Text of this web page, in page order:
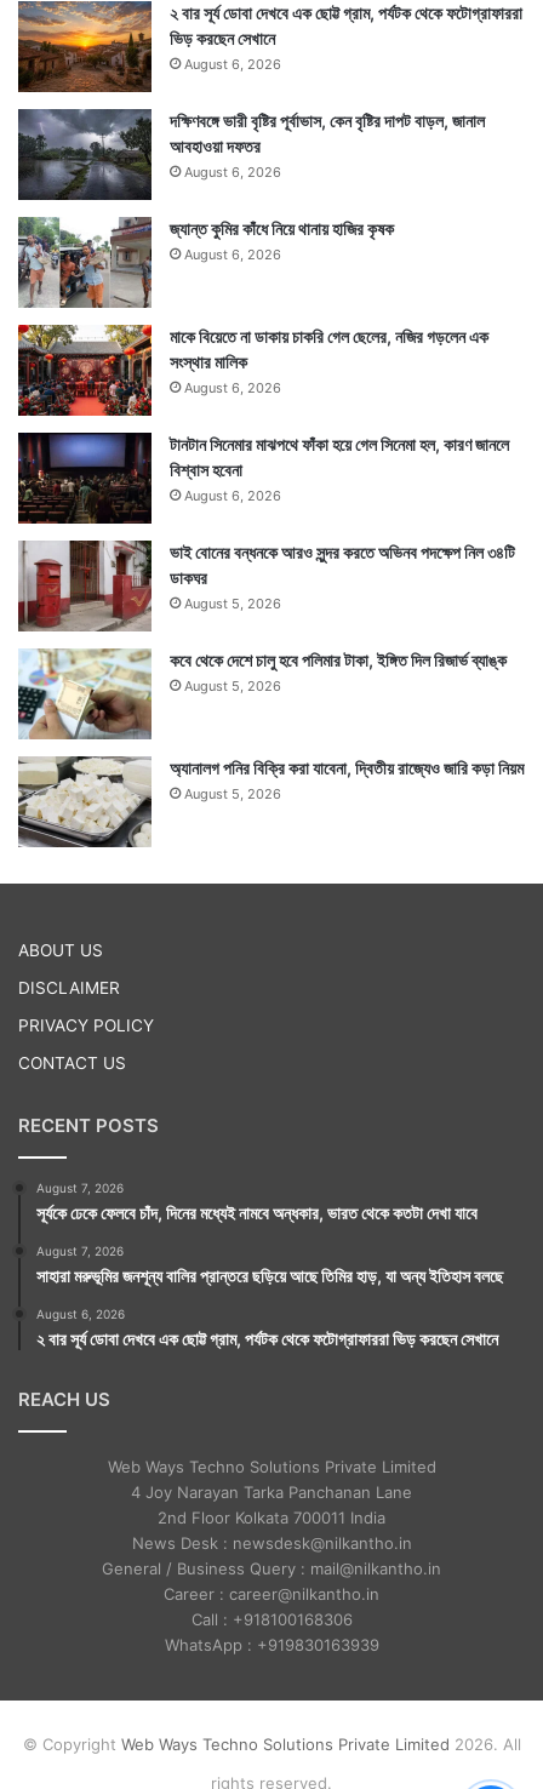
২ বার সূর্য ডোবা দেখবে এক ছোট্ট গ্রাম, পর্যটক থেকে ফটোগ্রাফাররা
ভিড় করছেন সেখানে
August 6, 2026
দক্ষিণবঙ্গে ভারী বৃষ্টির পূর্বাভাস, কেন বৃষ্টির দাপট বাড়ল, জানাল
আবহাওয়া দফতর
August 6, 2026
জ্যান্ত কুমির কাঁধে নিয়ে থানায় হাজির কৃষক
August 6, 2026
মাকে বিয়েতে না ডাকায় চাকরি গেল ছেলের, নজির গড়লেন এক
সংস্থার মালিক
August 6, 2026
টানটান সিনেমার মাঝপথে ফাঁকা হয়ে গেল সিনেমা হল, কারণ জানলে
বিশ্বাস হবেনা
August 6, 2026
ভাই বোনের বন্ধনকে আরও সুন্দর করতে অভিনব পদক্ষেপ নিল ৩৪টি
ডাকঘর
August 5, 2026
কবে থেকে দেশে চালু হবে পলিমার টাকা, ইঙ্গিত দিল রিজার্ভ ব্যাঙ্ক
August 5, 2026
অ্যানালগ পনির বিক্রি করা যাবেনা, দ্বিতীয় রাজ্যেও জারি কড়া নিয়ম
August 5, 2026
ABOUT US
DISCLAIMER
PRIVACY POLICY
CONTACT US
RECENT POSTS
August 7, 2026
সূর্যকে ঢেকে ফেলবে চাঁদ, দিনের মধ্যেই নামবে অন্ধকার, ভারত থেকে কতটা দেখা যাবে
August 7, 2026
সাহারা মরুভূমির জনশূন্য বালির প্রান্তরে ছড়িয়ে আছে তিমির হাড়, যা অন্য ইতিহাস বলছে
August 6, 2026
২ বার সূর্য ডোবা দেখবে এক ছোট্ট গ্রাম, পর্যটক থেকে ফটোগ্রাফাররা ভিড় করছেন সেখানে
REACH US
Web Ways Techno Solutions Private Limited
4 Joy Narayan Tarka Panchanan Lane
2nd Floor Kolkata 700011 India
News Desk : newsdesk@nilkantho.in
General / Business Query : mail@nilkantho.in
Career : career@nilkantho.in
Call : +918100168306
WhatsApp : +919830163939
© Copyright Web Ways Techno Solutions Private Limited 2026. All
rights reserved.